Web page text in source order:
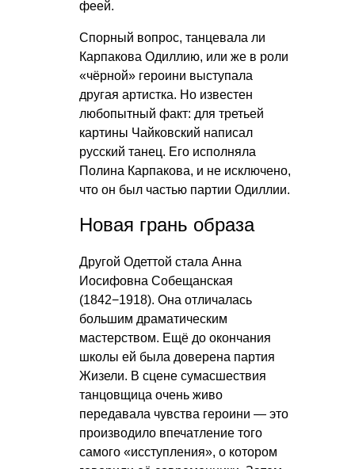
феей.
Спорный вопрос, танцевала ли
Карпакова Одиллию, или же в роли
«чёрной» героини выступала
другая артистка. Но известен
любопытный факт: для третьей
картины Чайковский написал
русский танец. Его исполняла
Полина Карпакова, и не исключено,
что он был частью партии Одиллии.
Новая грань образа
Другой Одеттой стала Анна
Иосифовна Собещанская
(1842−1918). Она отличалась
большим драматическим
мастерством. Ещё до окончания
школы ей была доверена партия
Жизели. В сцене сумасшествия
танцовщица очень живо
передавала чувства героини — это
производило впечатление того
самого «исступления», о котором